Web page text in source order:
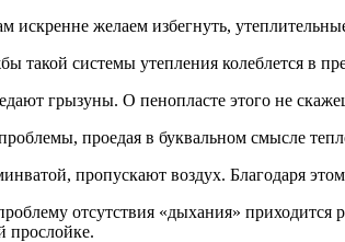
искренне желаем избегнуть,
такой системы утепления колеблется в
грызуны. О пенопласте этого не
проедая в буквальном смысле
пропускают воздух. Благодаря
отсутствия «дыхания»
прослойке.